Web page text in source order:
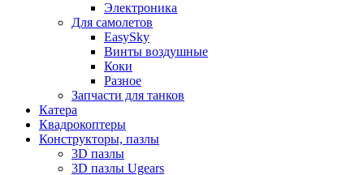
Электроника
Для самолетов
EasySky
Винты воздушные
Коки
Разное
Запчасти для танков
Катера
Квадрокоптеры
Конструкторы, пазлы
3D пазлы
3D пазлы Ugears